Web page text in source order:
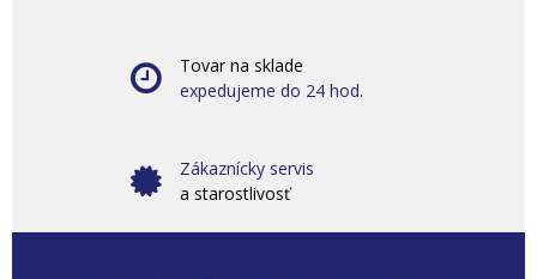
Tovar na sklade
expedujeme do 24 hod.
Zákaznícky servis
a starostlivosť